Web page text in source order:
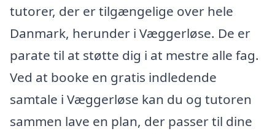
tutorer, der er tilgængelige over hele
Danmark, herunder i Væggerløse. De er
parate til at støtte dig i at mestre alle fag.
Ved at booke en gratis indledende
samtale i Væggerløse kan du og tutoren
sammen lave en plan, der passer til dine